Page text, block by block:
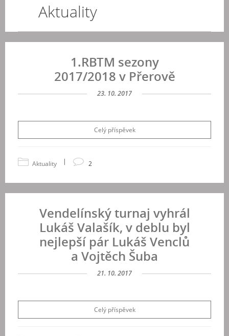
Aktuality
1.RBTM sezony
2017/2018 v Přerově
23. 10. 2017
Celý příspěvek
Aktuality | 2
Vendelínský turnaj vyhrál
Lukáš Valašík, v deblu byl
nejlepší pár Lukáš Venclů
a Vojtěch Šuba
21. 10. 2017
Celý příspěvek